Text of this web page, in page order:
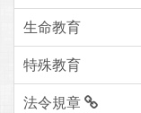
生命教育
特殊教育
法令規章